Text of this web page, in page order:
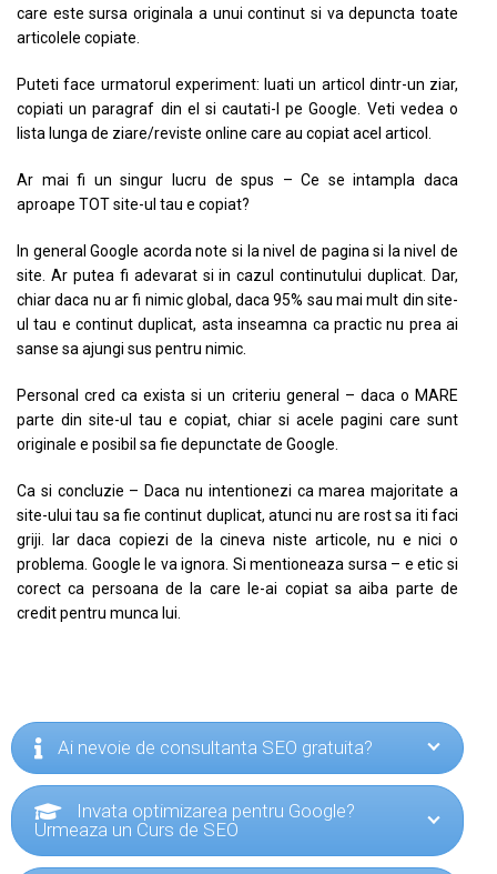
care este sursa originala a unui continut si va depuncta toate
articolele copiate.
Puteti face urmatorul experiment: luati un articol dintr-un ziar,
copiati un paragraf din el si cautati-l pe Google. Veti vedea o
lista lunga de ziare/reviste online care au copiat acel articol.
Ar mai fi un singur lucru de spus – Ce se intampla daca
aproape TOT site-ul tau e copiat?
In general Google acorda note si la nivel de pagina si la nivel de
site. Ar putea fi adevarat si in cazul continutului duplicat. Dar,
chiar daca nu ar fi nimic global, daca 95% sau mai mult din site-
ul tau e continut duplicat, asta inseamna ca practic nu prea ai
sanse sa ajungi sus pentru nimic.
Personal cred ca exista si un criteriu general – daca o MARE
parte din site-ul tau e copiat, chiar si acele pagini care sunt
originale e posibil sa fie depunctate de Google.
Ca si concluzie – Daca nu intentionezi ca marea majoritate a
site-ului tau sa fie continut duplicat, atunci nu are rost sa iti faci
griji. Iar daca copiezi de la cineva niste articole, nu e nici o
problema. Google le va ignora. Si mentioneaza sursa – e etic si
corect ca persoana de la care le-ai copiat sa aiba parte de
credit pentru munca lui.
Ai nevoie de consultanta SEO gratuita?
Invata optimizarea pentru Google?
Urmeaza un Curs de SEO